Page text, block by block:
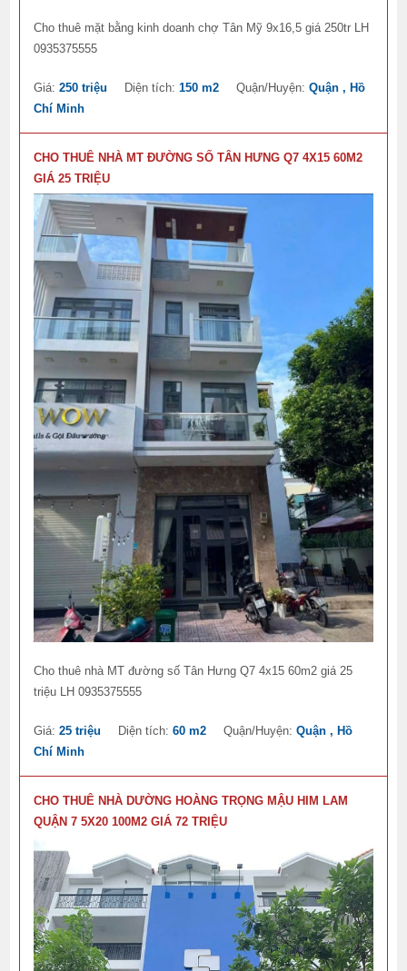
Cho thuê mặt bằng kinh doanh chợ Tân Mỹ 9x16,5 giá 250tr LH
0935375555
Giá:250 triệu Diện tích:150 m2 Quận/Huyện:Quận , Hồ
Chí Minh
CHO THUÊ NHÀ MT ĐƯỜNG SỐ TÂN HƯNG Q7 4X15 60M2
GIÁ 25 TRIỆU
Cho thuê nhà MT đường số Tân Hưng Q7 4x15 60m2 giá 25
triệu LH 0935375555
Giá:25 triệu Diện tích:60 m2 Quận/Huyện:Quận , Hồ
Chí Minh
CHO THUÊ NHÀ DƯỜNG HOÀNG TRỌNG MẬU HIM LAM
QUẬN 7 5X20 100M2 GIÁ 72 TRIỆU